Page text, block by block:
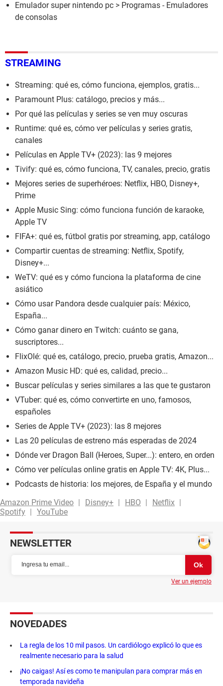
Emulador super nintendo pc > Programas - Emuladores
de consolas
STREAMING
Streaming: qué es, cómo funciona, ejemplos, gratis...
Paramount Plus: catálogo, precios y más...
Por qué las películas y series se ven muy oscuras
Runtime: qué es, cómo ver películas y series gratis,
canales
Películas en Apple TV+ (2023): las 9 mejores
Tivify: qué es, cómo funciona, TV, canales, precio, gratis
Mejores series de superhéroes: Netflix, HBO, Disney+,
Prime
Apple Music Sing: cómo funciona función de karaoke,
Apple TV
FIFA+: qué es, fútbol gratis por streaming, app, catálogo
Compartir cuentas de streaming: Netflix, Spotify,
Disney+...
WeTV: qué es y cómo funciona la plataforma de cine
asiático
Cómo usar Pandora desde cualquier país: México,
España...
Cómo ganar dinero en Twitch: cuánto se gana,
suscriptores...
FlixOlé: qué es, catálogo, precio, prueba gratis, Amazon...
Amazon Music HD: qué es, calidad, precio...
Buscar películas y series similares a las que te gustaron
VTuber: qué es, cómo convertirte en uno, famosos,
españoles
Series de Apple TV+ (2023): las 8 mejores
Las 20 películas de estreno más esperadas de 2024
Dónde ver Dragon Ball (Heroes, Super...): entero, en orden
Cómo ver películas online gratis en Apple TV: 4K, Plus...
Podcasts de historia: los mejores, de España y el mundo
Amazon Prime Video
Disney+ HBO
Netflix
Spotify
YouTube
NEWSLETTER
Ver un ejemplo
NOVEDADES
La regla de los 10 mil pasos. Un cardiólogo explicó lo que es
realmente necesario para la salud
¡No caigas! Así es como te manipulan para comprar más en
temporada navideña